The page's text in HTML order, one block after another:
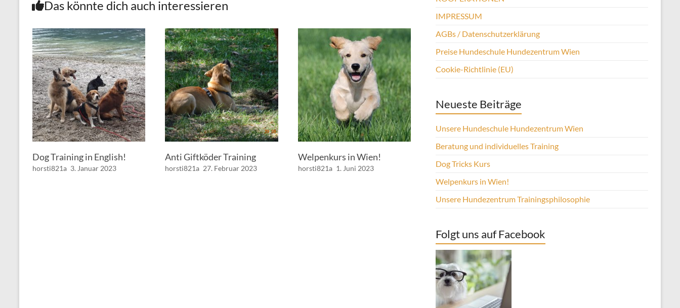
Das könnte dich auch interessieren
Dog Training in English!
horsti821a 3. Januar 2023
Anti Giftköder Training
horsti821a 27. Februar 2023
Welpenkurs in Wien!
horsti821a 1. Juni 2023
IMPRESSUM
AGBs / Datenschutzerklärung
Preise Hundeschule Hundezentrum Wien
Cookie-Richtlinie (EU)
Neueste Beiträge
Unsere Hundeschule Hundezentrum Wien
Beratung und individuelles Training
Dog Tricks Kurs
Welpenkurs in Wien!
Unsere Hundezentrum Trainingsphilosophie
Folgt uns auf Facebook